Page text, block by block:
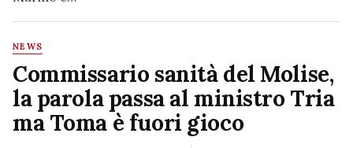
NEWS
Commissario sanità del Molise,
la parola passa al ministro Tria
ma Toma è fuori gioco